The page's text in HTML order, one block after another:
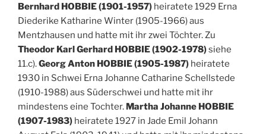
Bernhard HOBBIE (1901-1957) heiratete 1929 Erna
Diederike Katharine Winter (1905-1966) aus
Mentzhausen und hatte mit ihr zwei Töchter. Zu
Theodor Karl Gerhard HOBBIE (1902-1978)siehe
11.c).Georg Anton HOBBIE (1905-1987) heiratete
1930 in Schwei Erna Johanne Catharine Schellstede
(1910-1988) aus Süderschwei und hatte mit ihr
mindestens eine Tochter. Martha Johanne HOBBIE
(1907-1983) heiratete 1927 in Jade Emil Johann